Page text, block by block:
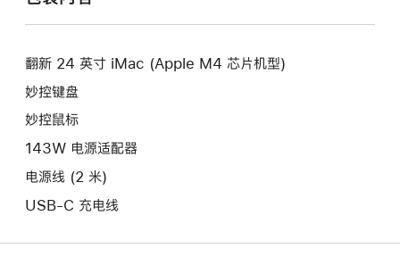
口。
新
窗
翻新 24 英寸 iMac (Apple M4 芯片机型)
妙控键盘
妙控鼠标
143W 电源适配器
电源线 (2 米)
USB-C 充电线